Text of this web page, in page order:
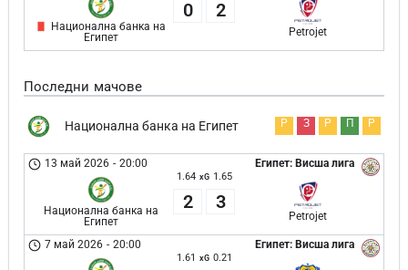
Национална банка на
Египет
0 2
Petrojet
Последни мачове
Национална банка на Египет Р З Р П Р
Египет: Висша лига
13 май 2026 - 20:00
Национална банка на
Египет
1.64 xG 1.65
2 3
Petrojet
Египет: Висша лига
7 май 2026 - 20:00
1.61 xG 0.21